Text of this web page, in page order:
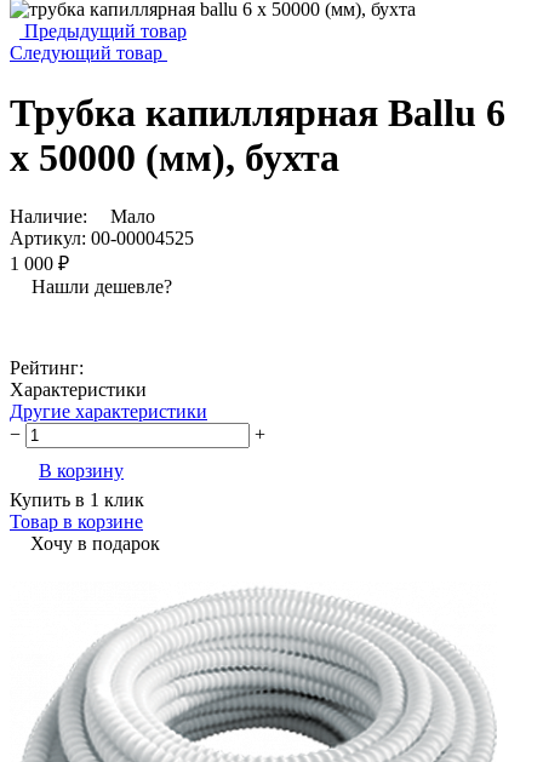
Предыдущий товар
Следующий товар
Трубка капиллярная Ballu 6
x 50000 (мм), бухта
Наличие:
Мало
Артикул: 00-00004525
1 000 ₽
Нашли дешевле?
Рейтинг:
Характеристики
Другие характеристики
−
+
В корзину
Купить в 1 клик
Товар в корзине
Хочу в подарок